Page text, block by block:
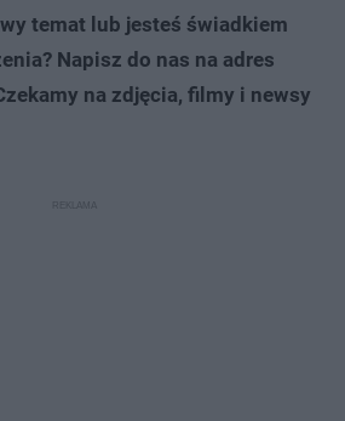
temat lub jesteś świadkiem
Napisz do nas na adres
na zdjęcia, filmy i newsy